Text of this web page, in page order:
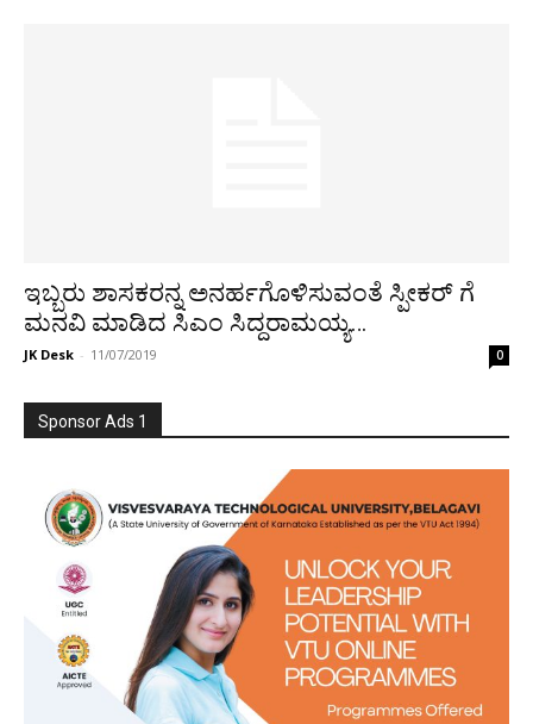
ಇಬ್ಬರು ಶಾಸಕರನ್ನ ಅನರ್ಹಗೊಳಿಸುವಂತೆ ಸ್ಪೀಕರ್ ಗೆ
ಮನವಿ ಮಾಡಿದ ಸಿಎಂ ಸಿದ್ದರಾಮಯ್ಯ…
JK Desk - 11/07/2019 0
Sponsor Ads 1